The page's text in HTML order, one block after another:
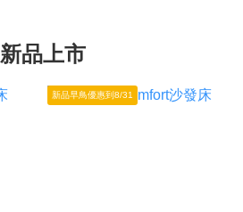
新品上市
新品早鳥優惠到8/31